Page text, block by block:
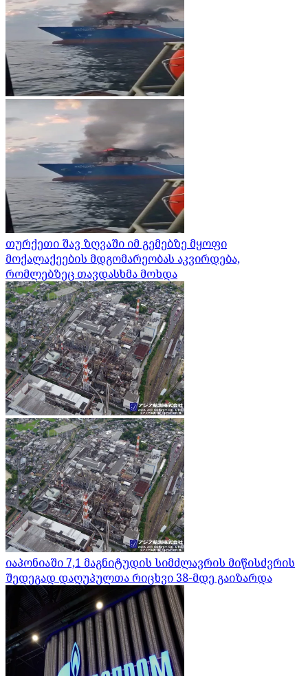
თურქეთი შავ ზღვაში იმ გემებზე მყოფი
მოქალაქეების მდგომარეობას აკვირდება,
რომლებზეც თავდასხმა მოხდა
იაპონიაში 7,1 მაგნიტუდის სიმძლავრის მიწისძვრის
შედეგად დაღუპულთა რიცხვი 38-მდე გაიზარდა